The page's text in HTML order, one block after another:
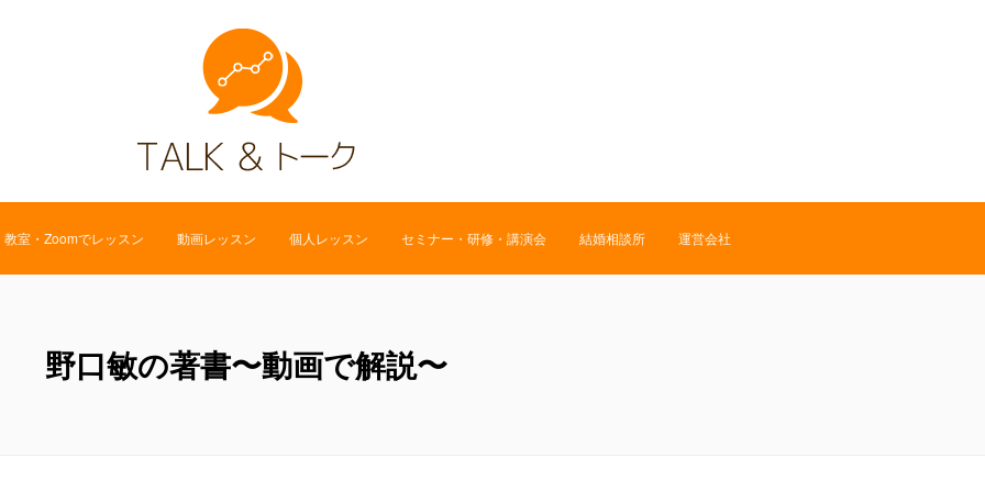
教室・Zoomでレッスン 動画レッスン 個人レッスン セミナー・研修・講演会 結婚相談所 運営会社
野口敏の著書〜動画で解説〜